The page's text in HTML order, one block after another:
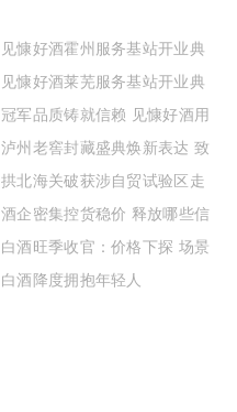
见慷好酒霍州服务基站开业典
见慷好酒莱芜服务基站开业典
冠军品质铸就信赖 见慷好酒用
泸州老窖封藏盛典焕新表达 致
拱北海关破获涉自贸试验区走
酒企密集控货稳价 释放哪些信
白酒旺季收官：价格下探 场景
白酒降度拥抱年轻人